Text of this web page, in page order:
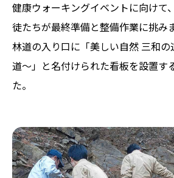
健康ウォーキングイベントに向けて
徒たちが最終準備と整備作業に挑み
林道の入り口に「美しい自然 三和の
道〜」と名付けられた看板を設置す
た。